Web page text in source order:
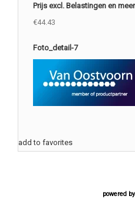
Prijs excl. Belastingen en meer
€44.43
Foto_detail-7
add to favorites
powered by